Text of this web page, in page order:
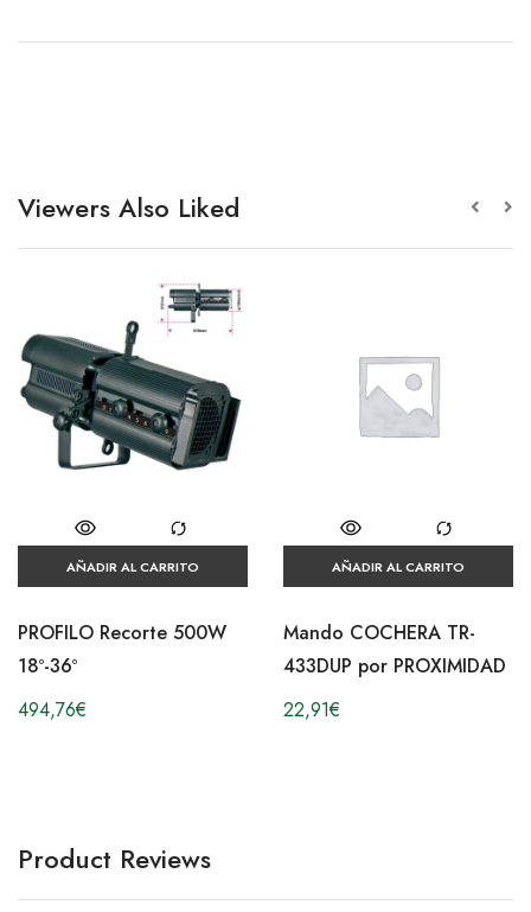
Viewers Also Liked
AÑADIR AL CARRITO
PROFILO Recorte 500W
18º-36º
494,76€
AÑADIR AL CARRITO
Mando COCHERA TR-
433DUP por PROXIMIDAD
22,91€
Product Reviews